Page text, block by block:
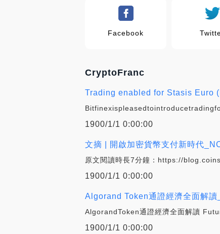
Facebook
CryptoFranc
Trading enabled for Stasis Euro
1900/1/1 0:00:00
文摘 | 開啟加密貨幣支付新時代
原文閱讀時長7分鐘：https://
1900/1/1 0:00:00
Algorand Token通證經濟全面解
AlgorandToken通證經濟全面解讀
1900/1/1 0:00:00